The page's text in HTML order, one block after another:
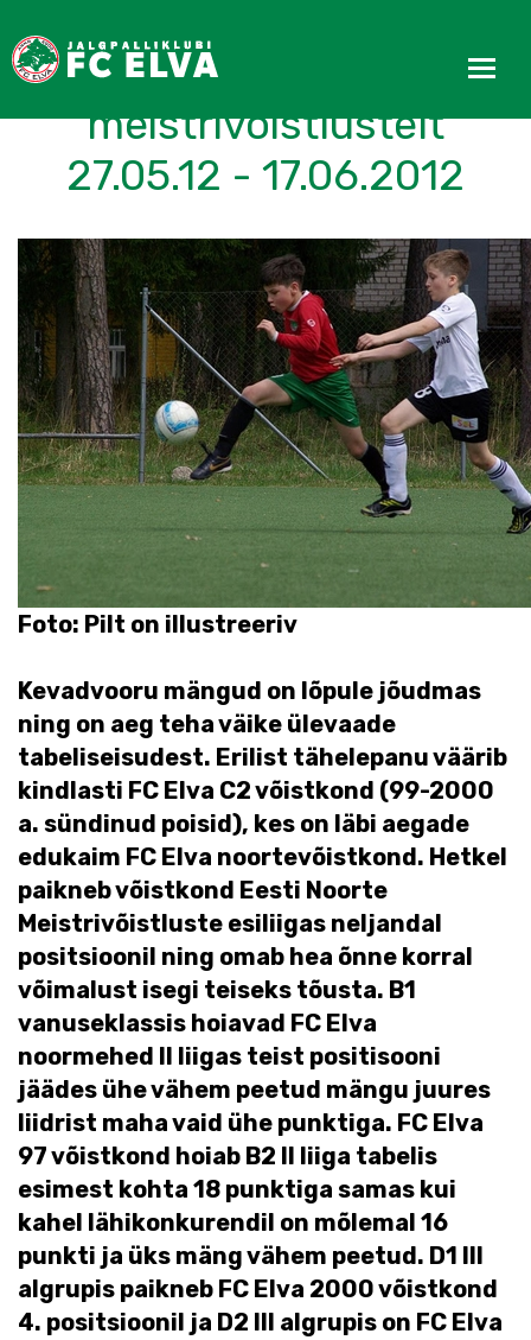
Noorte tulemused
meistrivõistlustelt
27.05.12 - 17.06.2012
Foto: Pilt on illustreeriv
Kevadvooru mängud on lõpule jõudmas
ning on aeg teha väike ülevaade
tabeliseisudest. Erilist tähelepanu väärib
kindlasti FC Elva C2 võistkond (99-2000
a. sündinud poisid), kes on läbi aegade
edukaim FC Elva noortevõistkond. Hetkel
paikneb võistkond Eesti Noorte
Meistrivõistluste esiliigas neljandal
positsioonil ning omab hea õnne korral
võimalust isegi teiseks tõusta. B1
vanuseklassis hoiavad FC Elva
noormehed II liigas teist positisooni
jäädes ühe vähem peetud mängu juures
liidrist maha vaid ühe punktiga. FC Elva
97 võistkond hoiab B2 II liiga tabelis
esimest kohta 18 punktiga samas kui
kahel lähikonkurendil on mõlemal 16
punkti ja üks mäng vähem peetud. D1 III
algrupis paikneb FC Elva 2000 võistkond
4. positsioonil ja D2 III algrupis on FC Elva